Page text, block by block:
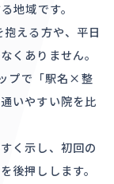
地域です。
える方や、平日
くありません。
プで「駅名×整
いやすい院を比
く示し、初回の
後押しします。